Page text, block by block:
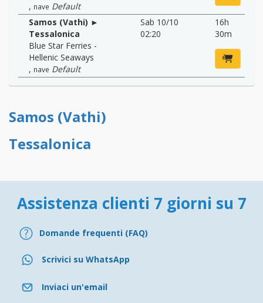
, nave Default
Samos (Vathi) ►
Tessalonica
Blue Star Ferries -
Hellenic Seaways
, nave Default
Sab 10/10
02:20
16h
30m
Samos (Vathi)
Tessalonica
Assistenza clienti 7 giorni su 7
Domande frequenti (FAQ)
Scrivici su WhatsApp
Inviaci un'email